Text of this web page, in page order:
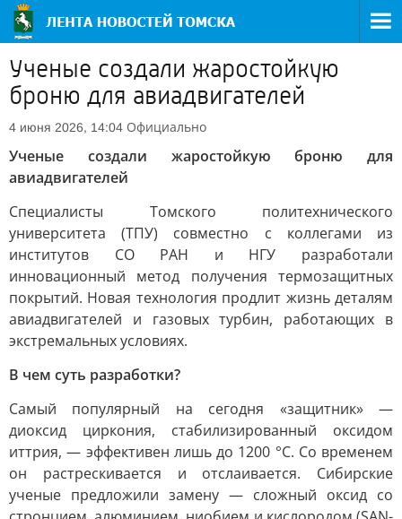
Ученые создали жаростойкую
броню для авиадвигателей
4 июня 2026, 14:04 Официально
Ученые создали жаростойкую броню для
авиадвигателей
Специалисты Томского политехнического
университета (ТПУ) совместно с коллегами из
институтов СО РАН и НГУ разработали
инновационный метод получения термозащитных
покрытий. Новая технология продлит жизнь деталям
авиадвигателей и газовых турбин, работающих в
экстремальных условиях.
В чем суть разработки?
Самый популярный на сегодня «защитник» —
диоксид циркония, стабилизированный оксидом
иттрия, — эффективен лишь до 1200 °C. Со временем
он растрескивается и отслаивается. Сибирские
ученые предложили замену — сложный оксид со